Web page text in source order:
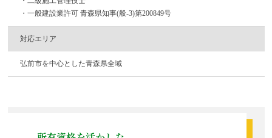
・一般建設業許可 青森県知事(般-3)第200849号
対応エリア
弘前市を中心とした青森県全域